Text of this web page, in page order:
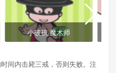
小破孩·魔术师
间内击毙三戒，否则失败。注